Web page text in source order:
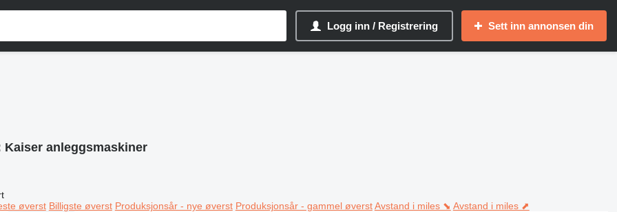
Logg inn / Registrering Sett inn annonsen din
Kaiser anleggsmaskiner
øverst Billigste øverst Produksjonsår - nye øverst Produksjonsår - gammel øverst Avstand i miles ⬊ Avstand i miles ⬈